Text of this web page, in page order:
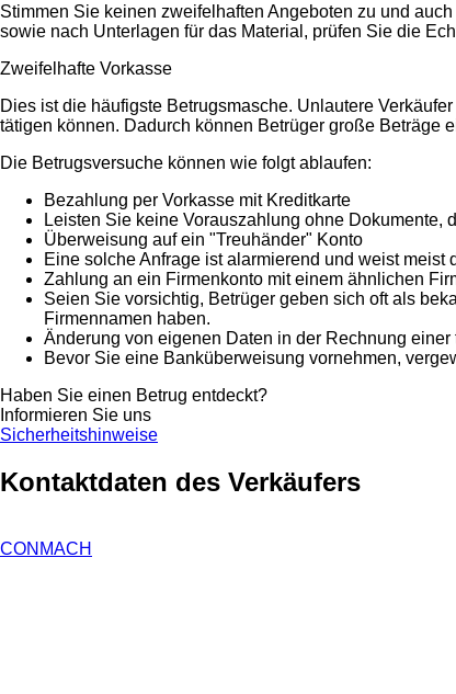
Stimmen Sie keinen zweifelhaften Angeboten zu und
sowie nach Unterlagen für das Material, prüfen Sie die
Zweifelhafte Vorkasse
Dies ist die häufigste Betrugsmasche. Unlautere
tätigen können. Dadurch können Betrüger große Beträge
Die Betrugsversuche können wie folgt ablaufen:
Bezahlung per Vorkasse mit Kreditkarte
Leisten Sie keine Vorauszahlung ohne Dokumente,
Überweisung auf ein "Treuhänder" Konto
Eine solche Anfrage ist alarmierend und weist
Zahlung an ein Firmenkonto mit einem ähnlichen
Seien Sie vorsichtig, Betrüger geben sich oft als
Firmennamen haben.
Änderung von eigenen Daten in der Rechnung
Bevor Sie eine Banküberweisung vornehmen,
Haben Sie einen Betrug entdeckt?
Informieren Sie uns
Sicherheitshinweise
Kontaktdaten des Verkäufers
CONMACH